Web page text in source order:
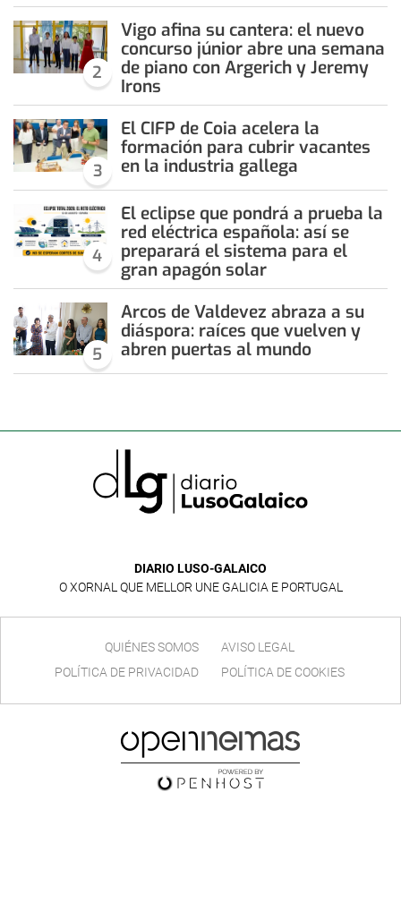
2
Vigo afina su cantera: el nuevo
concurso júnior abre una semana
de piano con Argerich y Jeremy
Irons
3
El CIFP de Coia acelera la
formación para cubrir vacantes
en la industria gallega
4
El eclipse que pondrá a prueba la
red eléctrica española: así se
preparará el sistema para el
gran apagón solar
5
Arcos de Valdevez abraza a su
diáspora: raíces que vuelven y
abren puertas al mundo
DIARIO LUSO-GALAICO
O XORNAL QUE MELLOR UNE GALICIA E PORTUGAL
QUIÉNES SOMOS
AVISO LEGAL
POLÍTICA DE PRIVACIDAD
POLÍTICA DE COOKIES